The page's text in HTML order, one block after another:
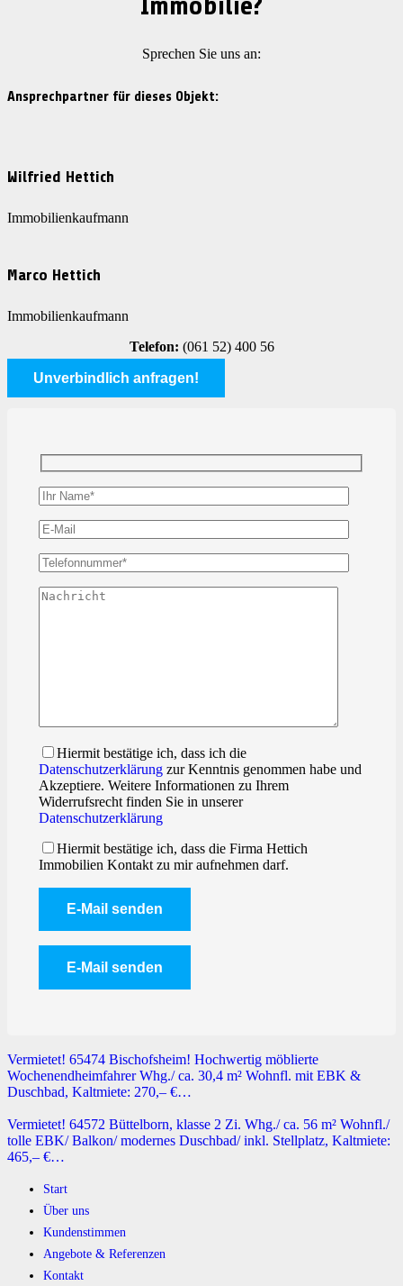
Sprechen Sie uns an:
Ansprechpartner für dieses Objekt:
Wilfried Hettich
Immobilienkaufmann
Marco Hettich
Immobilienkaufmann
Telefon: (061 52) 400 56
Unverbindlich anfragen!
Hiermit bestätige ich, dass ich die
Datenschutzerklärung zur Kenntnis genommen habe und
Akzeptiere. Weitere Informationen zu Ihrem
Widerrufsrecht finden Sie in unserer
Datenschutzerklärung
Hiermit bestätige ich, dass die Firma Hettich
Immobilien Kontakt zu mir aufnehmen darf.
Vermietet! 65474 Bischofsheim! Hochwertig möblierte
Wochenendheimfahrer Whg./ ca. 30,4 m² Wohnfl. mit EBK &
Duschbad, Kaltmiete: 270,– €…
Vermietet! 64572 Büttelborn, klasse 2 Zi. Whg./ ca. 56 m² Wohnfl./
tolle EBK/ Balkon/ modernes Duschbad/ inkl. Stellplatz, Kaltmiete:
465,– €…
Start
Über uns
Kundenstimmen
Angebote & Referenzen
Kontakt